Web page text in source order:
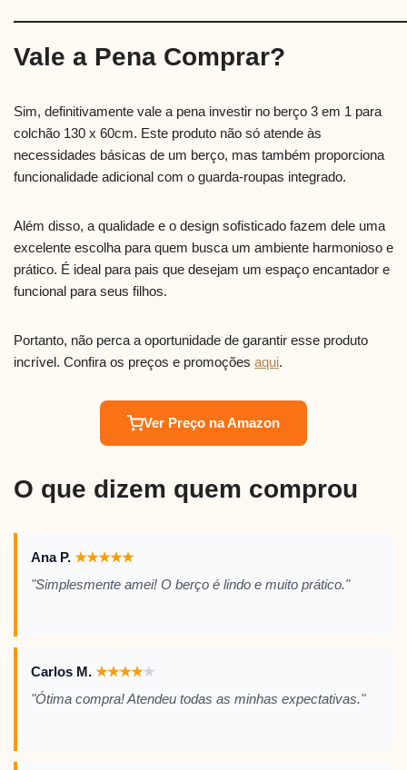
Vale a Pena Comprar?
Sim, definitivamente vale a pena investir no berço 3 em 1 para
colchão 130 x 60cm. Este produto não só atende às
necessidades básicas de um berço, mas também proporciona
funcionalidade adicional com o guarda-roupas integrado.
Além disso, a qualidade e o design sofisticado fazem dele uma
excelente escolha para quem busca um ambiente harmonioso e
prático. É ideal para pais que desejam um espaço encantador e
funcional para seus filhos.
Portanto, não perca a oportunidade de garantir esse produto
incrível. Confira os preços e promoções aqui.
Ver Preço na Amazon
O que dizem quem comprou
Ana P. ★★★★★
"Simplesmente amei! O berço é lindo e muito prático."
Carlos M. ★★★★★
"Ótima compra! Atendeu todas as minhas expectativas."